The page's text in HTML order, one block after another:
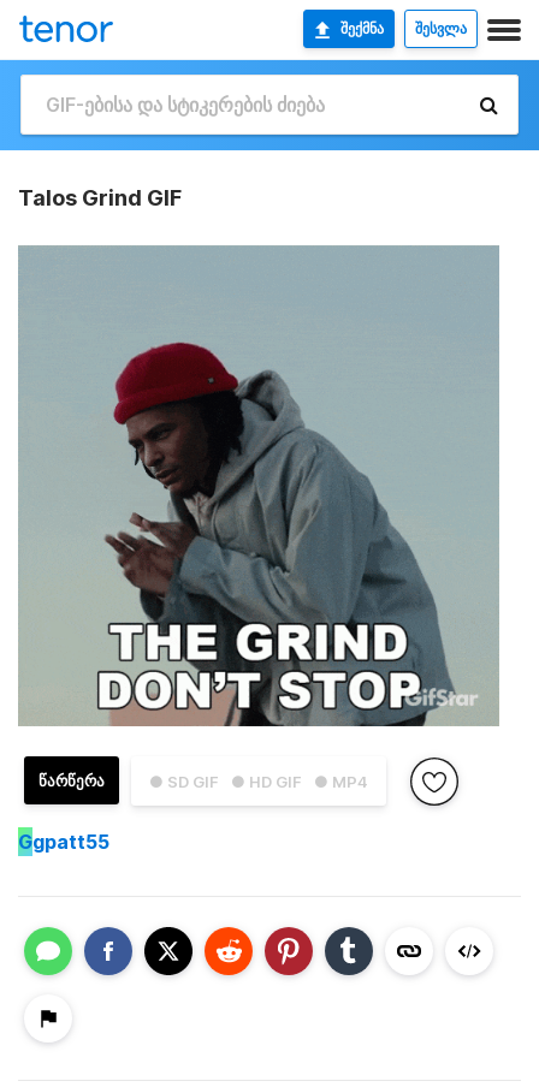
ᲨᲔᲥᲛᲜᲐ ᲨᲔᲡᲕᲚᲐ
Talos Grind GIF
● SD GIF ● HD GIF ● MP4
ᲬᲐᲠᲬᲔᲠᲐ
Ggpatt55